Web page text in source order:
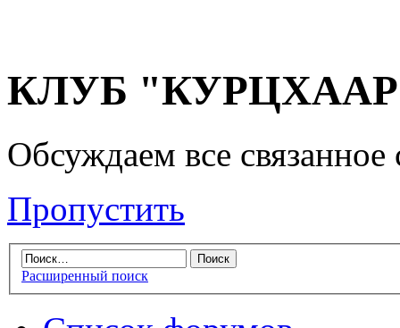
КЛУБ "КУРЦХААР"
Обсуждаем все
Пропустить
Расширенный поиск